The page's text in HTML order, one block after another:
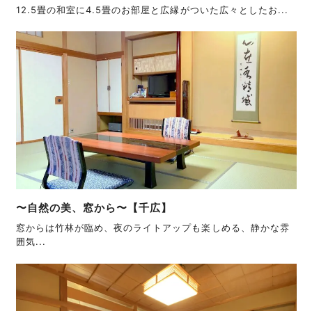
12.5畳の和室に4.5畳のお部屋と広縁がついた広々としたお...
〜自然の美、窓から〜【千広】
窓からは竹林が臨め、夜のライトアップも楽しめる、静かな雰
囲気...